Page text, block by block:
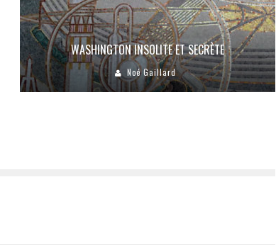
WASHINGTON INSOLITE ET SECRÈTE
Noé Gaillard